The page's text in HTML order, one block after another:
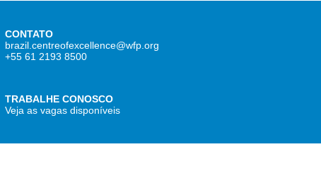
CONTATO
brazil.centreofexcellence@wfp.org
+55 61 2193 8500
TRABALHE CONOSCO
Veja as vagas disponíveis